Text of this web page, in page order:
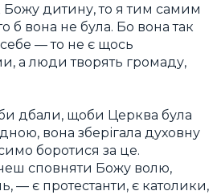
Божу дитину, то я тим самим
б вона не була. Бо вона так
— то не є щось
а люди творять громаду,
дбали, щоби Церква була
вона зберігала духовну
боротися за це.
сповняти Божу волю,
— є протестанти, є католики,